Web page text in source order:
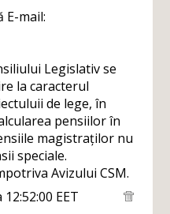
E-mail:
Legislativ se
la caracterul
de lege, în
pensiilor în
magistraților nu
speciale.
Avizului CSM.
EET